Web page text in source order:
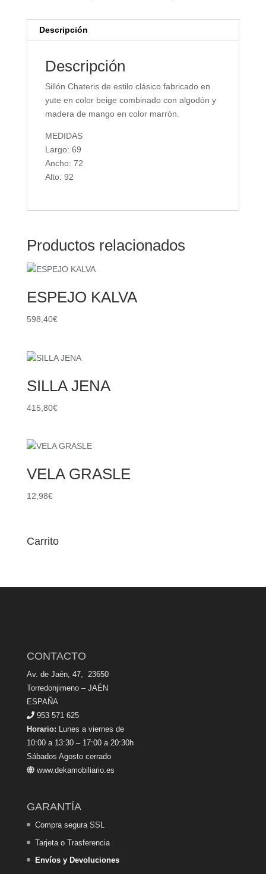
Descripción
Descripción
Sillón Chateris de estilo clásico fabricado en
yute en color beige combinado con algodón y
madera de mango en color marrón.
MEDIDAS
Largo: 69
Ancho: 72
Alto: 92
Productos relacionados
ESPEJO KALVA
598,40€
SILLA JENA
415,80€
VELA GRASLE
12,98€
Carrito
CONTACTO
Av. de Jaén, 47, 23650
Torredonjimeno – JAÉN
ESPAÑA
953 571 625
Horario: Lunes a viernes de
10:00 a 13:30 – 17:00 a 20:30h
Sábados Agosto cerrado
www.dekamobiliario.es
GARANTÍA
Compra segura SSL
Tarjeta o Trasferencia
Envíos y Devoluciones